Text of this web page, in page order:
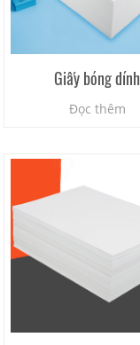
Giấy bóng dính
Đọc thêm